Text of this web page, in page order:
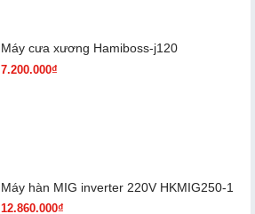
Máy cưa xương Hamiboss-j120
7.200.000₫
Máy hàn MIG inverter 220V HKMIG250-1
12.860.000₫